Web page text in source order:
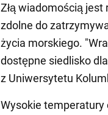
Złą wiadomością
zdolne do
życia morskiego.
dostępne siedlisko
z Uniwersytetu
Wysokie